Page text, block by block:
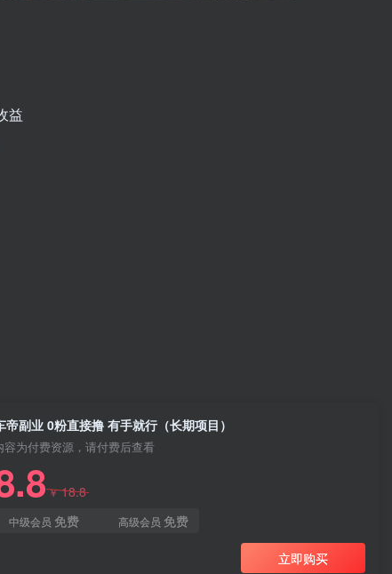
益
帝副业 0粉直接撸 有手就行（长期项目）
容为付费资源，请付费后查看
￥18.8
中级会员 免费 高级会员 免费
立即购买